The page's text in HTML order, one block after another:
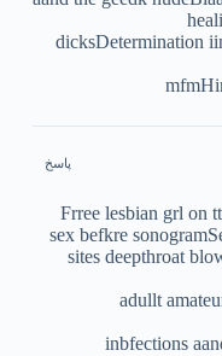
dicksDetermination
پاسخ
Frree lesbian grl on
sex befkre
sites deepthroat
adullt
inbfections